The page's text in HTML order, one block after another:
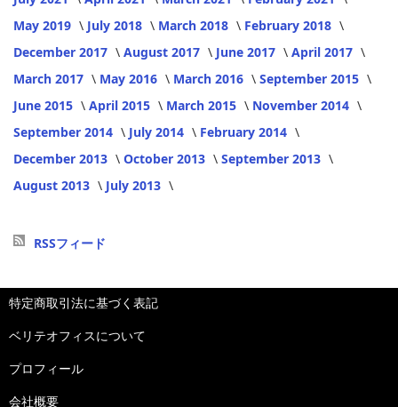
May 2019
July 2018 March 2018
February 2018
December 2017
August 2017 June 2017
April 2017
March 2017
May 2016 March 2016
September 2015
June 2015
April 2015 March 2015
November 2014
September 2014
July 2014
February 2014
December 2013
October 2013
September 2013
August 2013
July 2013
RSSフィード
特定商取引法に基づく表記
ベリテオフィスについて
プロフィール
会社概要